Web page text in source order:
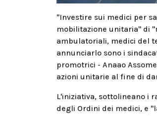
"Investire sui medici per
mobilitazione unitaria" di
ambulatoriali, medici del
annunciarlo sono i
promotrici - Anaao
azioni unitarie al fine di
L'iniziativa, sottolineano i
degli Ordini dei medici, e